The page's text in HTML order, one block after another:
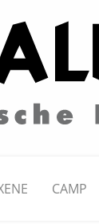
CAMP